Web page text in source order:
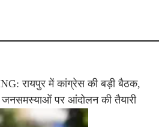
रायपुर में कांग्रेस की बड़ी बैठक,
पर आंदोलन की तैयारी